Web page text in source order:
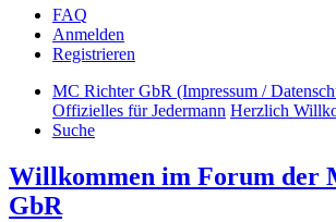
FAQ
Anmelden
Registrieren
MC Richter GbR (Impressum /
Offizielles für Jedermann Herzlich
Suche
Willkommen im Forum der
GbR